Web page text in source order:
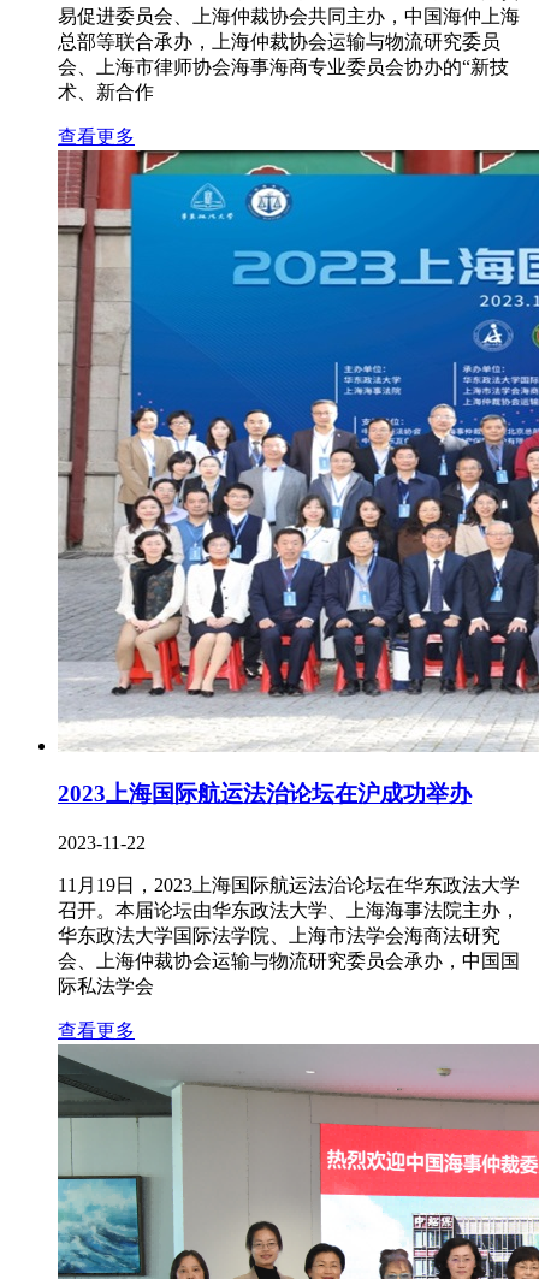
易促进委员会、上海仲裁协会共同主办，中国海仲上海
总部等联合承办，上海仲裁协会运输与物流研究委员
会、上海市律师协会海事海商专业委员会协办的“新技
术、新合作
查看更多
2023上海国际航运法治论坛在沪成功举办
2023-11-22
11月19日，2023上海国际航运法治论坛在华东政法大学
召开。本届论坛由华东政法大学、上海海事法院主办，
华东政法大学国际法学院、上海市法学会海商法研究
会、上海仲裁协会运输与物流研究委员会承办，中国国
际私法学会
查看更多